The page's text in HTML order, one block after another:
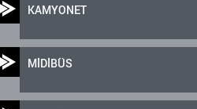
KAMYONET
MİDİBÜS